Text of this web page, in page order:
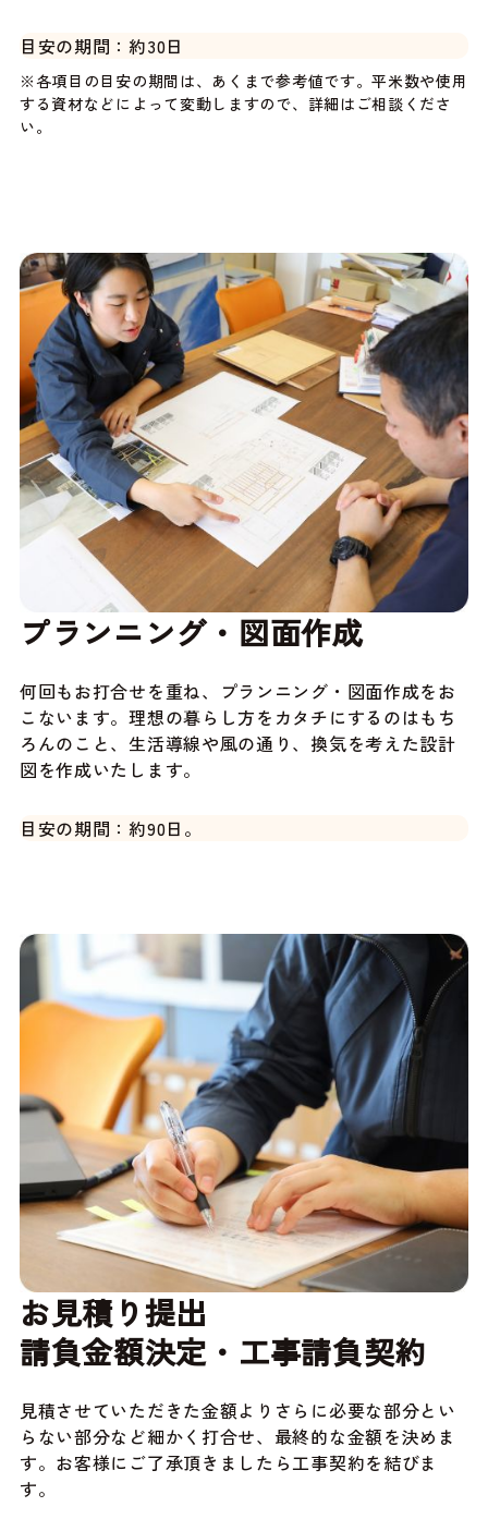
目安の期間：約30日
※各項目の目安の期間は、あくまで参考値です。平米数や使用
する資材などによって変動しますので、詳細はご相談くださ
い。
プランニング・図面作成
何回もお打合せを重ね、プランニング・図面作成をお
こないます。理想の暮らし方をカタチにするのはもち
ろんのこと、生活導線や風の通り、換気を考えた設計
図を作成いたします。
目安の期間：約90日。
お見積り提出
請負金額決定・工事請負契約
見積させていただきた金額よりさらに必要な部分とい
らない部分など細かく打合せ、最終的な金額を決めま
す。お客様にご了承頂きましたら工事契約を結びま
す。